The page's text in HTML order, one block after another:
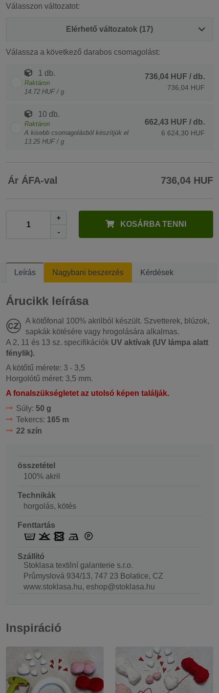
Válasszon változatot:
Elérhető változatok (17)
Válassza a következő darabos csomagolást:
1 db.
Raktáron
14.72 HUF / g
736,04 HUF / db.
736,04 HUF
10 db.
Raktáron
A kisebb csomagolásból készítjük el
13.25 HUF / g
662,43 HUF / db.
6 624,30 HUF
Ár ÁFA-val 736,04 HUF
+
-
KOSÁRBA TENNI
Leírás Nagybani beszerzés Kérdések
Árucikk leírása
A kötőfonal 100% akrilból készült. Szvetterek, blúzok,
sapkák kötésére vagy hrogolására alkalmas.
A 2, 11 és 13 sz. specifikációk UV aktívak (UV lámpa alatt
fénylik).
A kötőtű mérete: 3 - 3,5
Horgolótű méret: 3,5 mm.
A fonalszükségletet az utolsó képen találják.
Súly: 50 g
Tekercs: 165 m
22 szín
összetétel
100% akril
Technikák
horgolás, kötés
Fenttartás
Szállító
Stoklasa textilní galanterie s.r.o.
Průmyslová 934/13, 747 23 Bolatice, CZ
www.stoklasa.hu, eshop@stoklasa.hu
Inspiráció